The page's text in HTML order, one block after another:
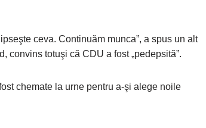
ceva. Continuăm munca”, a spus un alt
convins totuşi că CDU a fost „pedepsită”.
chemate la urne pentru a-şi alege noile